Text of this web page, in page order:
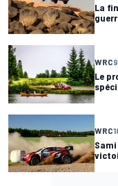
La
WRC
Le
WRC